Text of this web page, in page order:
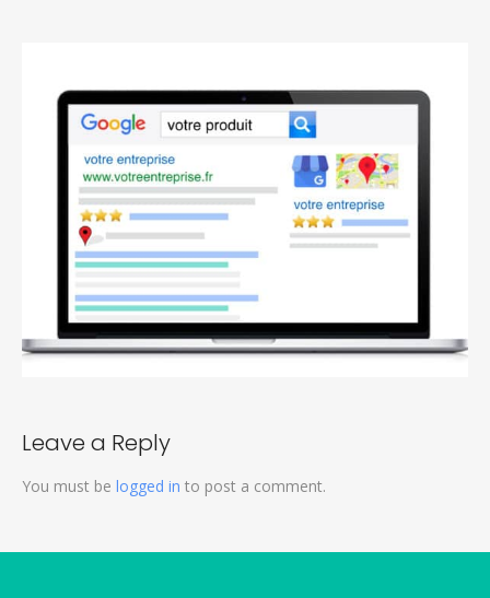
Leave a Reply
You must be logged in to post a comment.